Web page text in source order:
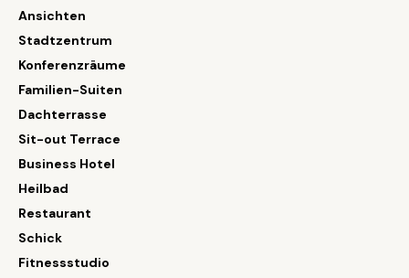
Ansichten
Stadtzentrum
Konferenzräume
Familien-Suiten
Dachterrasse
Sit-out Terrace
Business Hotel
Heilbad
Restaurant
Schick
Fitnessstudio